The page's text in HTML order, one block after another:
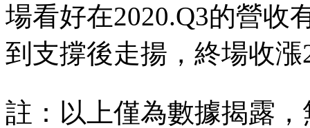
場看好在2020.Q3的營收
到支撐後走揚，終場收
註：以上僅為數據揭露